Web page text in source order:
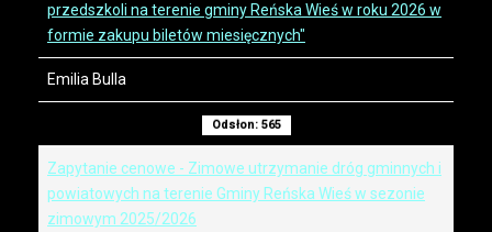
przedszkoli na terenie gminy Reńska Wieś w roku 2026 w
formie zakupu biletów miesięcznych"
Emilia Bulla
Odsłon: 565
Zapytanie cenowe - Zimowe utrzymanie dróg gminnych i
powiatowych na terenie Gminy Reńska Wieś w sezonie
zimowym 2025/2026